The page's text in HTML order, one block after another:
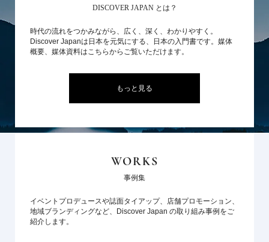
DISCOVER JAPAN とは？
時代の流れをつかみながら、広く、深く、わかりやすく。
Discover Japanは日本を元気にする、日本の入門書です。媒体
概要、媒体資料はこちらからご覧いただけます。
もっと見る
WORKS
事例集
イベントプロデュースや誌面タイアップ、店舗プロモーション、
地域ブランディングなど、Discover Japan の取り組み事例をご
紹介します。